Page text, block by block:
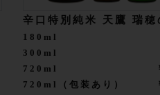
辛口特別純米 天鷹 瑞穂
180ml
300ml
720ml
720ml（包装あり）